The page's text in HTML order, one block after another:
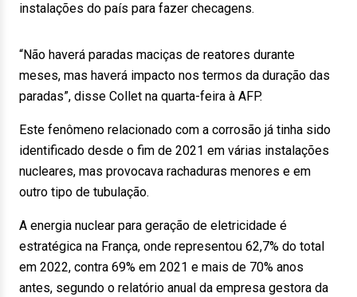
instalações do país para fazer checagens.
“Não haverá paradas maciças de reatores durante
meses, mas haverá impacto nos termos da duração das
paradas”, disse Collet na quarta-feira à AFP.
Este fenômeno relacionado com a corrosão já tinha sido
identificado desde o fim de 2021 em várias instalações
nucleares, mas provocava rachaduras menores e em
outro tipo de tubulação.
A energia nuclear para geração de eletricidade é
estratégica na França, onde representou 62,7% do total
em 2022, contra 69% em 2021 e mais de 70% anos
antes, segundo o relatório anual da empresa gestora da